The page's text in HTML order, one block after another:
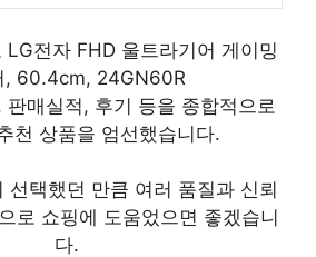
전자 FHD 울트라기어 게이밍
, 60.4cm, 24GN60R
판매실적, 후기 등을 종합적으로
천 상품을 엄선했습니다.
선택했던 만큼 여러 품질과 신뢰
로 쇼핑에 도움었으면 좋겠습니
다.